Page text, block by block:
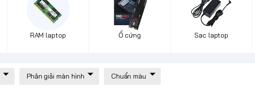
RAM laptop Ổ cứng Sạc laptop
Phân giải màn hình Chuẩn màu